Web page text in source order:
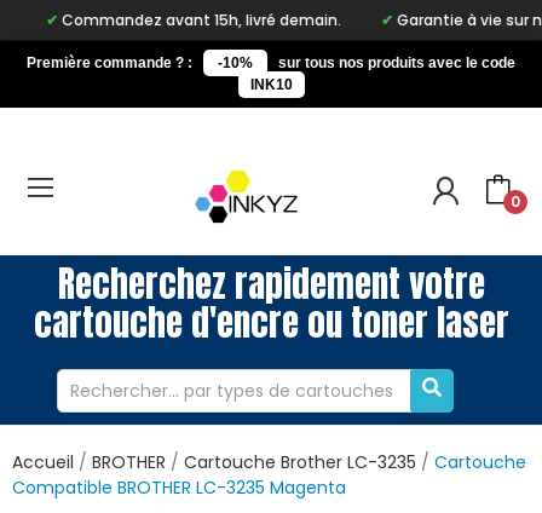
avant 15h, livré demain. Garantie à vie sur notre
Première commande ? : -10%
sur tous nos produits avec le code
INK10
0
Recherchez rapidement votre
cartouche d'encre ou toner laser
Accueil BROTHER Cartouche Brother LC-3235
Cartouche
Compatible BROTHER LC-3235 Magenta